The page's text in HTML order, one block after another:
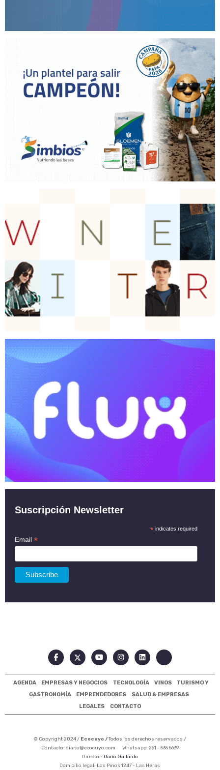
Suscripción Newsletter
* indicates required
Email *
AGENDA EMPRESAS Y NEGOCIOS TECNOLOGÍA VINOS
TURISMO Y
GASTRONOMÍA
EMPRENDEDORES
SALUD & EMPRESAS
LEGALES
CONTACTO
© Copyright 2024 / Ecocuyo /Todos los derechos reservados /
Contacto: diario@ecocuyo.com Whatsapp: 261 - 535 5639
Director: Darío Gallardo
Domicilio legal: Los Pinos 1247 - Las Heras